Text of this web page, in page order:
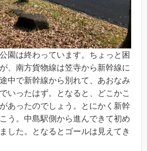
園は終わっています。ちょっと困
、南方貨物線は笠寺から新幹線に
中で新幹線から別れて、あおなみ
いったはず。となると、どこかこ
あったのでしょう。とにかく新幹
う。中島駅側から進んできて初め
した。となるとゴールは見えてき